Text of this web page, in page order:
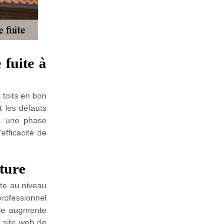
fuite à
toits en bon
les défauts
une phase
de
au niveau
augmente